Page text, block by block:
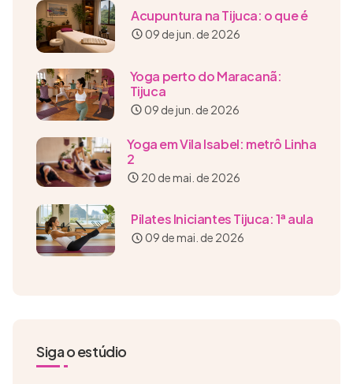
Acupuntura na Tijuca: o que é
09 de jun. de 2026
Yoga perto do Maracanã:
Tijuca
09 de jun. de 2026
Yoga em Vila Isabel: metrô Linha
2
20 de mai. de 2026
Pilates Iniciantes Tijuca: 1ª aula
09 de mai. de 2026
Siga o estúdio